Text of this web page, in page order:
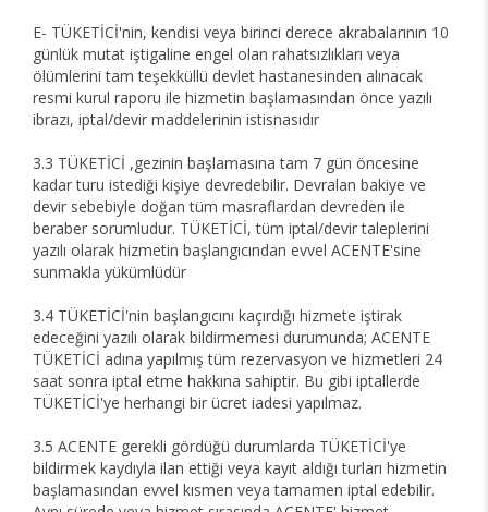
E- TÜKETİCİ'nin, kendisi veya birinci derece akrabalarının 10
günlük mutat iştigaline engel olan rahatsızlıkları veya
ölümlerini tam teşekküllü devlet hastanesinden alınacak
resmi kurul raporu ile hizmetin başlamasından önce yazılı
ibrazı, iptal/devir maddelerinin istisnasıdır
3.3 TÜKETİCİ ,gezinin başlamasına tam 7 gün öncesine
kadar turu istediği kişiye devredebilir. Devralan bakiye ve
devir sebebiyle doğan tüm masraflardan devreden ile
beraber sorumludur. TÜKETİCİ, tüm iptal/devir taleplerini
yazılı olarak hizmetin başlangıcından evvel ACENTE'sine
sunmakla yükümlüdür
3.4 TÜKETİCİ'nin başlangıcını kaçırdığı hizmete iştirak
edeceğini yazılı olarak bildirmemesi durumunda; ACENTE
TÜKETİCİ adına yapılmış tüm rezervasyon ve hizmetleri 24
saat sonra iptal etme hakkına sahiptir. Bu gibi iptallerde
TÜKETİCİ'ye herhangi bir ücret iadesi yapılmaz.
3.5 ACENTE gerekli gördüğü durumlarda TÜKETİCİ'ye
bildirmek kaydıyla ilan ettiği veya kayıt aldığı turları hizmetin
başlamasından evvel kısmen veya tamamen iptal edebilir.